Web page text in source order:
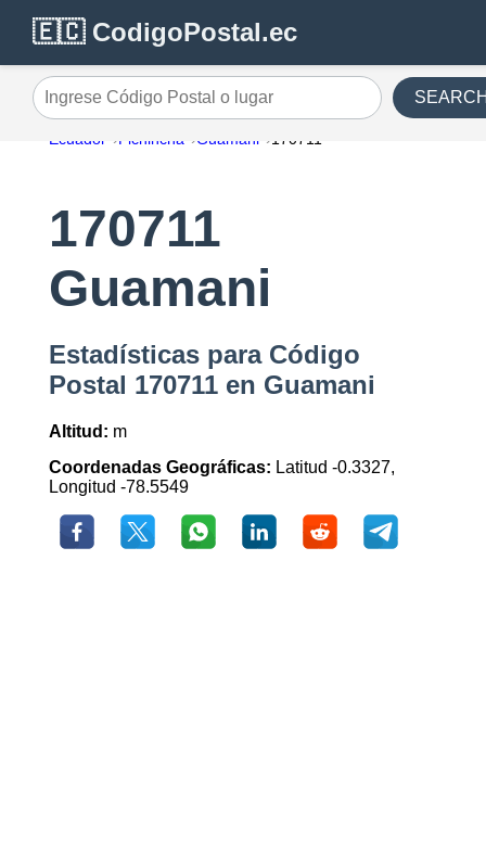
🇪🇨 CodigoPostal.ec
Ingrese Código Postal o lugar
Ecuador Pichincha Guamani 170711
170711
Guamani
Estadísticas para Código
Postal 170711 en Guamani
Altitud: m
Coordenadas Geográficas: Latitud -0.3327,
Longitud -78.5549